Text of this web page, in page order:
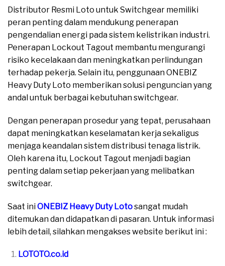
Distributor Resmi Loto untuk Switchgear memiliki
peran penting dalam mendukung penerapan
pengendalian energi pada sistem kelistrikan industri.
Penerapan Lockout Tagout membantu mengurangi
risiko kecelakaan dan meningkatkan perlindungan
terhadap pekerja. Selain itu, penggunaan ONEBIZ
Heavy Duty Loto memberikan solusi penguncian yang
andal untuk berbagai kebutuhan switchgear.
Dengan penerapan prosedur yang tepat, perusahaan
dapat meningkatkan keselamatan kerja sekaligus
menjaga keandalan sistem distribusi tenaga listrik.
Oleh karena itu, Lockout Tagout menjadi bagian
penting dalam setiap pekerjaan yang melibatkan
switchgear.
Saat iniONEBIZ Heavy Duty Lotosangat mudah
ditemukan dan didapatkan di pasaran. Untuk informasi
lebih detail, silahkan mengakses website berikut ini :
LOTOTO.co.id